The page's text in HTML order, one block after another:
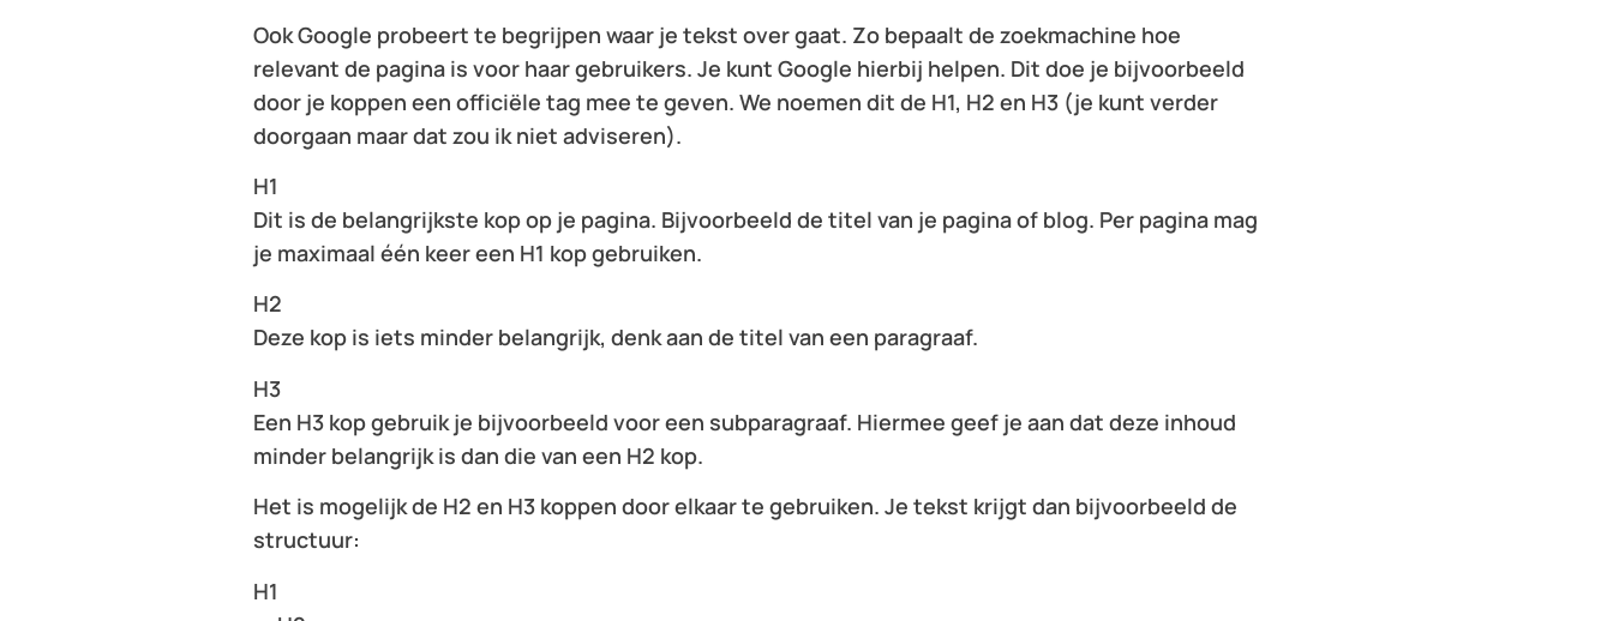
Ook Google probeert te begrijpen waar je tekst over gaat. Zo bepaalt de zoekmachine hoe
relevant de pagina is voor haar gebruikers. Je kunt Google hierbij helpen. Dit doe je bijvoorbeeld
door je koppen een officiële tag mee te geven. We noemen dit de H1, H2 en H3 (je kunt verder
doorgaan maar dat zou ik niet adviseren).
H1
Dit is de belangrijkste kop op je pagina. Bijvoorbeeld de titel van je pagina of blog. Per pagina mag
je maximaal één keer een H1 kop gebruiken.
H2
Deze kop is iets minder belangrijk, denk aan de titel van een paragraaf.
H3
Een H3 kop gebruik je bijvoorbeeld voor een subparagraaf. Hiermee geef je aan dat deze inhoud
minder belangrijk is dan die van een H2 kop.
Het is mogelijk de H2 en H3 koppen door elkaar te gebruiken. Je tekst krijgt dan bijvoorbeeld de
structuur:
H1